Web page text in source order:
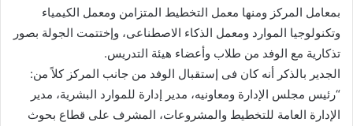
بمعامل المركز ومنها معمل التخطيط المتزامن ومعمل الكيمياء
وتكنولوجيا الموارد ومعمل الذكاء الاصطناعى، وإختتمت الجولة بصور
تذكارية مع الوفد من طلاب وأعضاء هيئة التدريس.
الجدير بالذكر أنه كان فى إستقبال الوفد من جانب المركز كلاً من:
“رئيس مجلس الإدارة ومعاونيه، مدير إدارة للموارد البشرية، مدير
الإدارة العامة للتخطيط والمشروعات، المشرف على قطاع بحوث